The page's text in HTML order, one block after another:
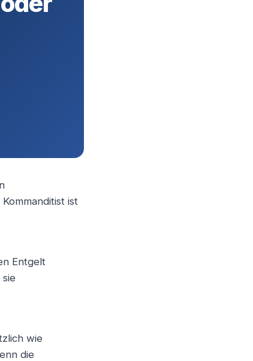
ist
Entgelt
wie
die